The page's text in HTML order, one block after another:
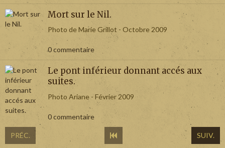
Mort sur le Nil.
Photo de Marie Grillot - Octobre 2009
0 commentaire
Le pont inférieur donnant accés aux
suites.
Photo Ariane - Février 2009
0 commentaire
PRÉC. SUIV.